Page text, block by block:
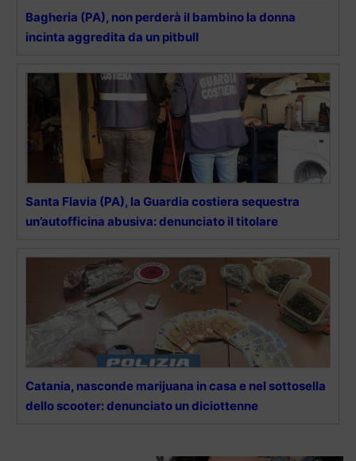
Bagheria (PA), non perderà il bambino la donna
incinta aggredita da un pitbull
Santa Flavia (PA), la Guardia costiera sequestra
un’autofficina abusiva: denunciato il titolare
Catania, nasconde marijuana in casa e nel sottosella
dello scooter: denunciato un diciottenne